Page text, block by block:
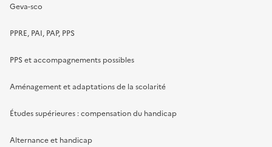
Geva-sco
PPRE, PAI, PAP, PPS
PPS et accompagnements possibles
Aménagement et adaptations de la scolarité
Études supérieures : compensation du handicap
Alternance et handicap